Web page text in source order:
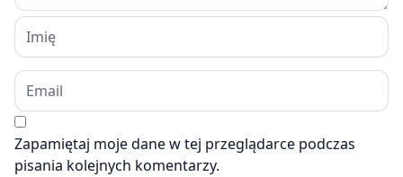
Zapamiętaj moje dane w tej przeglądarce podczas
pisania kolejnych komentarzy.